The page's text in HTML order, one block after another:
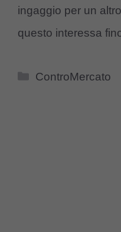
ingaggio per un
questo interessa
Categorie
ControMercato